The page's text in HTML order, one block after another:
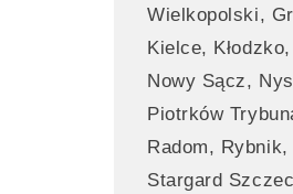
Wielkopolski,
Kielce,
Nowy Sącz,
Piotrków
Radom,
Stargard